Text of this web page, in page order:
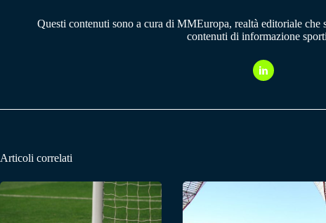
Questi contenuti sono a cura di MMEuropa, realtà editoriale che
contenuti di informazione
Articoli correlati